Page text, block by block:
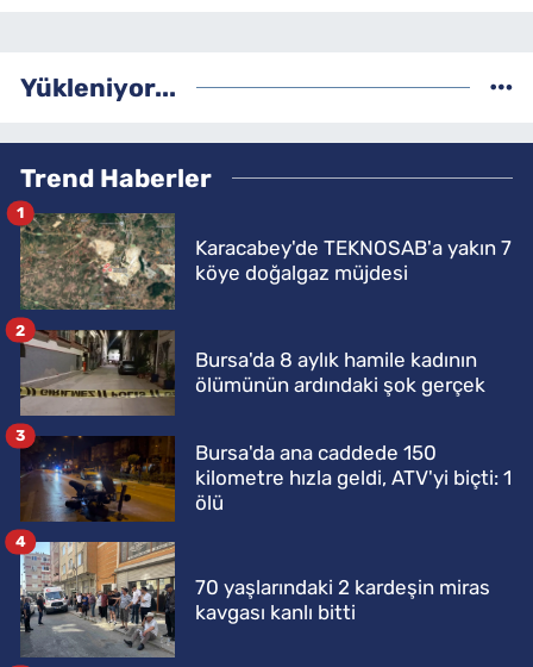
Yükleniyor...
Trend Haberler
Karacabey'de TEKNOSAB'a yakın 7
köye doğalgaz müjdesi
1
Bursa'da 8 aylık hamile kadının
ölümünün ardındaki şok gerçek
2
Bursa'da ana caddede 150
kilometre hızla geldi, ATV'yi biçti: 1
ölü
3
70 yaşlarındaki 2 kardeşin miras
kavgası kanlı bitti
4